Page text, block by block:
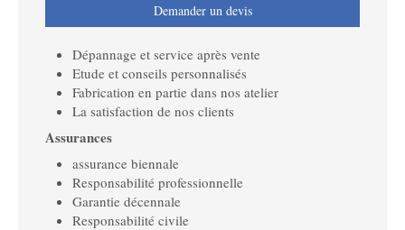
Demander un devis
Dépannage et service après vente
Etude et conseils personnalisés
Fabrication en partie dans nos atelier
La satisfaction de nos clients
Assurances
assurance biennale
Responsabilité professionnelle
Garantie décennale
Responsabilité civile